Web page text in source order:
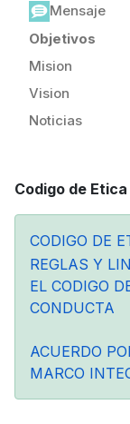
Mensaje
Objetivos
Mision
Vision
Noticias
Codigo de Etica
CODIGO DE
REGLAS Y
EL CODIGO
CONDUCTA
ACUERDO
MARCO